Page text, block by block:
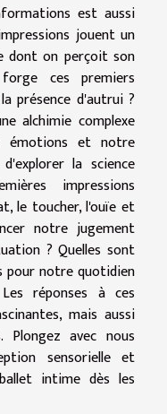
est aussi
jouent un
dont on perçoit son
ces premiers
présence d'autrui ?
alchimie complexe
émotions et notre
la science
impressions
le toucher, l'ouïe et
notre jugement
? Quelles sont
pour notre quotidien
réponses à ces
mais aussi
Plongez avec nous
sensorielle et
intime dès les